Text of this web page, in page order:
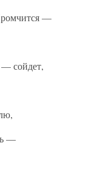
—
сойдет,
—